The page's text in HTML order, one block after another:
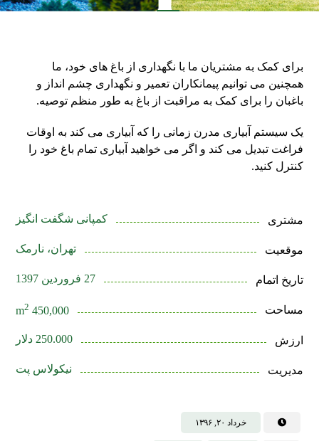
برای کمک به مشتریان ما با نگهداری از باغ های خود، ما
همچنین می توانیم پیمانکاران تعمیر و نگهداری چشم انداز و
باغبان را برای کمک به مراقبت از باغ به طور منظم توصیه.
یک سیستم آبیاری مدرن زمانی را که آبیاری می کند به اوقات
فراغت تبدیل می کند و اگر می خواهید آبیاری تمام باغ خود را
کنترل کنید.
مشتری کمپانی شگفت انگیز
موقعیت تهران، نارمک
تاریخ اتمام 27 فروردین 1397
مساحت 450,000 m
2
ارزش 250.000 دلار
مدیریت نیکولاس پت
خرداد ۲۰, ۱۳۹۶